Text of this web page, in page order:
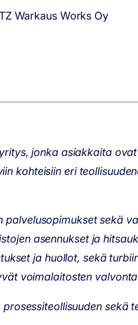
Warkaus Works Oy
jonka asiakkaita
kohteisiin eri
sekä
asennukset ja
ja huollot, sekä
voimalaitosten
sekä